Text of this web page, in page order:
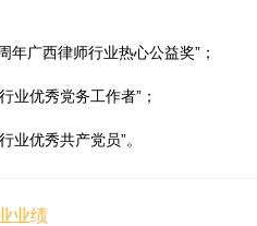
年广西律师行业热心公益奖”；
业优秀党务工作者”；
业优秀共产党员”。
业绩